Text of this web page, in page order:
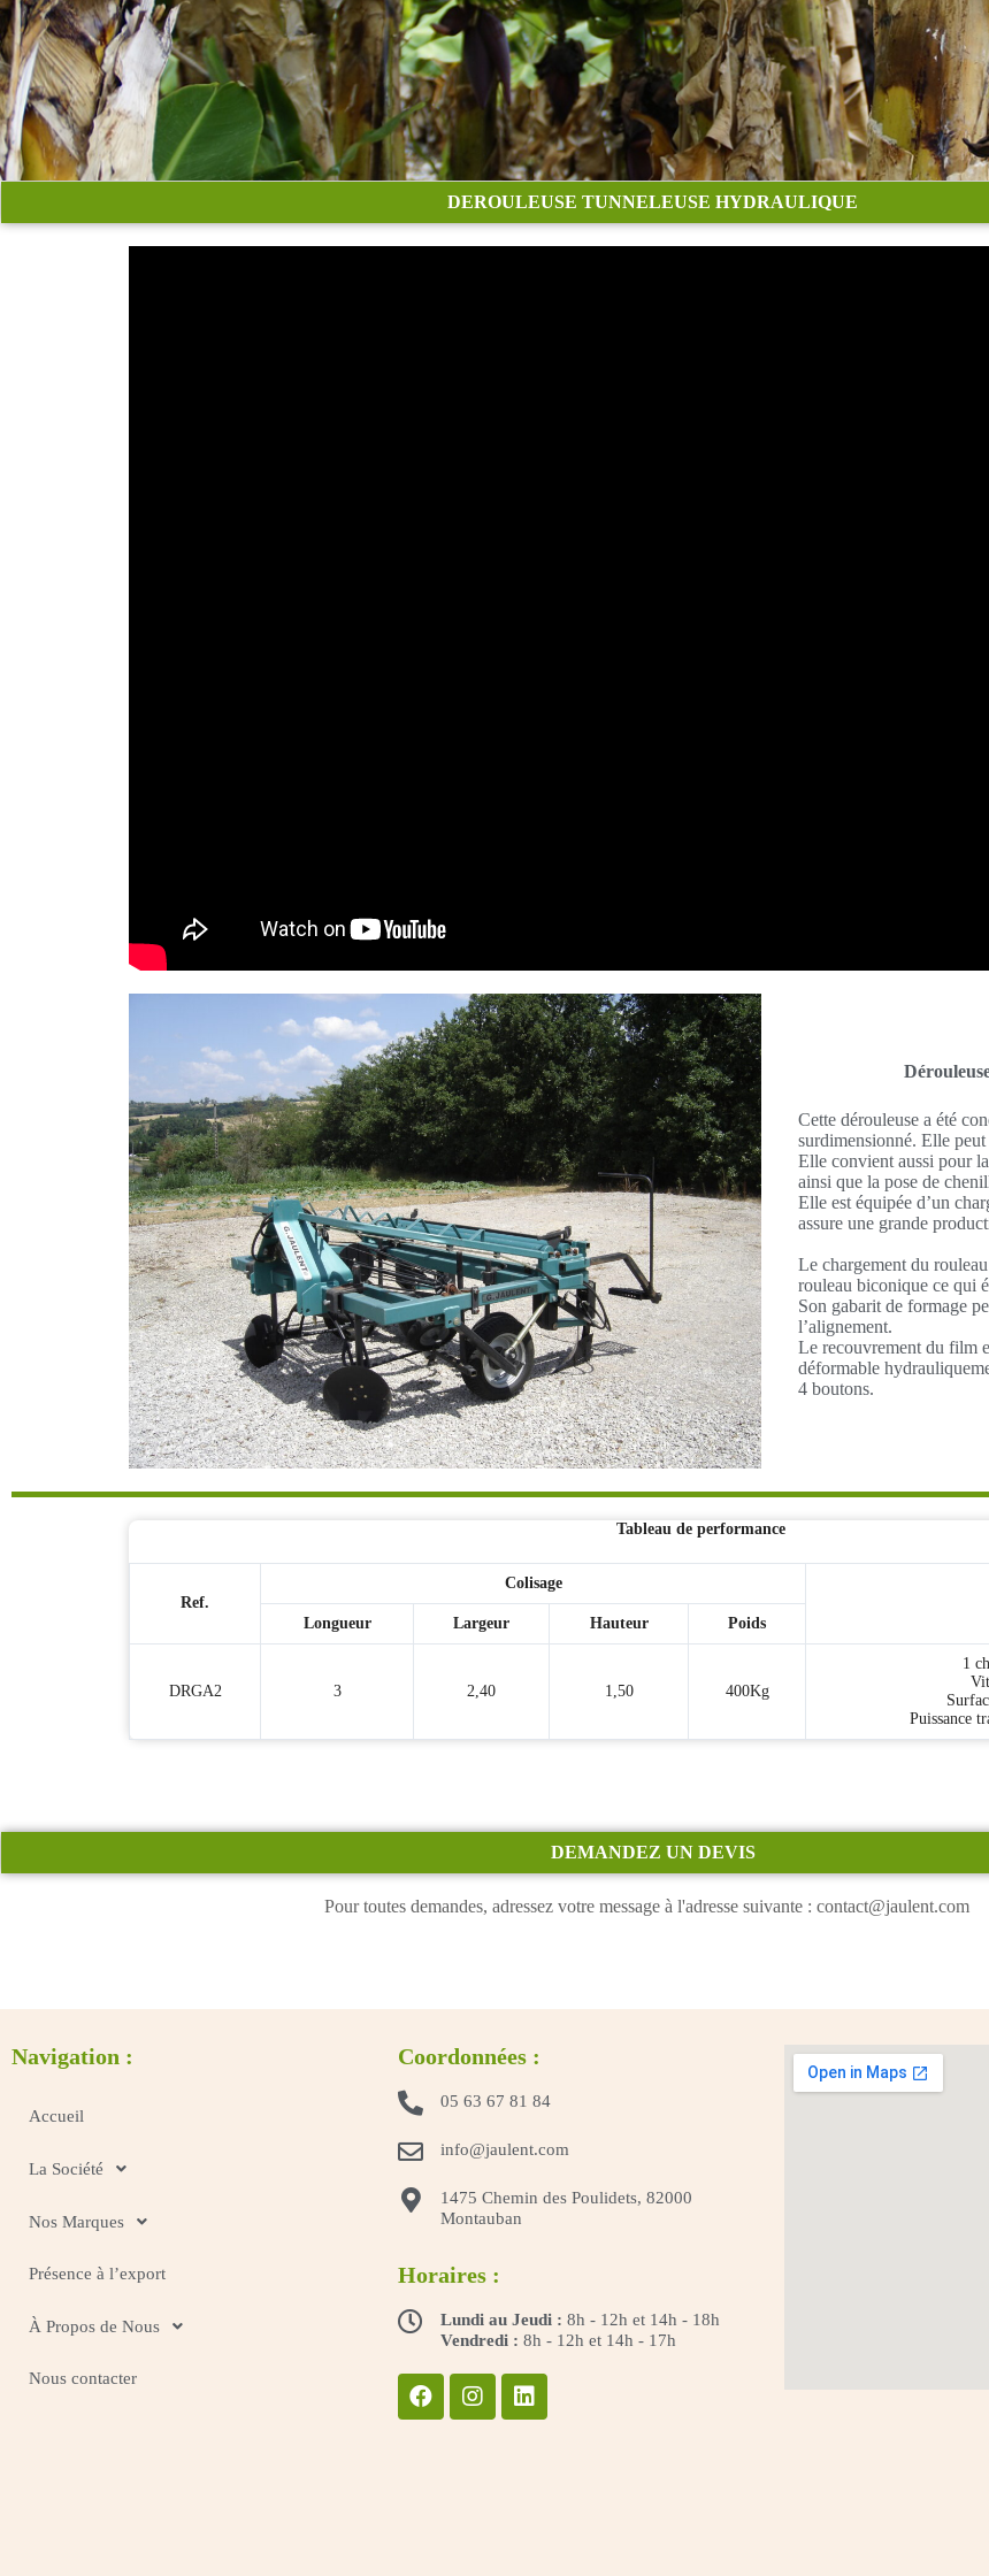
DEROULEUSE TUNNELEUSE HYDRAULIQUE
Cette dérouleuse a été
surdimensionné. Elle peut
Elle convient aussi pour
ainsi que la pose de
Elle est équipée d’un
assure une grande
Le chargement du
rouleau biconique ce qui
Son gabarit de formage
l’alignement.
Le recouvrement du film
déformable
4 boutons.
Tableau de performance
Ref.
Colisage
Longueur
Largeur Hauteur Poids
DRGA2 3 2,40 1,50 400Kg
1
Puissance
DEMANDEZ UN DEVIS
Pour toutes demandes, adressez votre message à l'adresse suivante : contact@jaulent.com
Navigation :
Accueil
La Société
Nos Marques
Présence à l’export
À Propos de Nous
Nous contacter
Coordonnées :
05 63 67 81 84
info@jaulent.com
1475 Chemin des Poulidets, 82000
Montauban
Horaires :
Lundi au Jeudi : 8h - 12h et 14h - 18h
Vendredi : 8h - 12h et 14h - 17h